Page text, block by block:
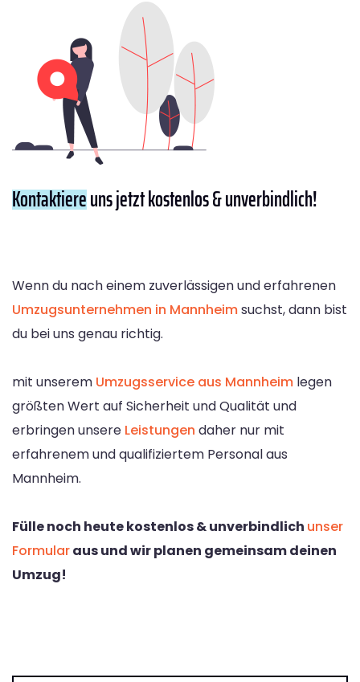
Kontaktiereuns jetzt kostenlos & unverbindlich!
Wenn du nach einem zuverlässigen und erfahrenen
Umzugsunternehmen in Mannheimsuchst, dann bist
du bei uns genau richtig.
mit unserem Umzugsservice aus Mannheim legen
größten Wert auf Sicherheit und Qualität und
erbringen unsere Leistungen daher nur mit
erfahrenem und qualifiziertem Personal aus
Mannheim.
Fülle noch heute kostenlos & unverbindlich unser
Formularaus und wir planen gemeinsam deinen
Umzug!